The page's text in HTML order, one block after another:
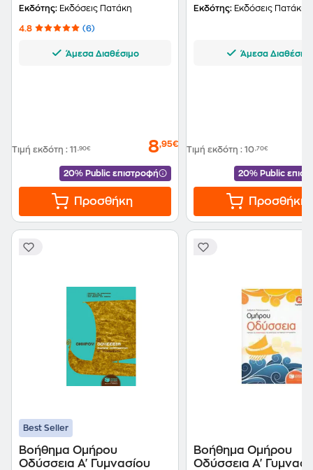
Εκδότης: Εκδόσεις Πατάκη
4.8 (6)
Άμεσα Διαθέσιμο
Τιμή εκδότη : 11,90€ 8,95€
20% Public επιστροφή
Προσθήκη
μέρος (σχολικό
Εκδότης: Εκδόσεις Πατάκη
Άμεσα Διαθέσιμο
Τιμή εκδότη : 10,70€
20% Public
Προσθήκη
Best Seller
Βοήθημα Ομήρου
Οδύσσεια Α' Γυμνασίου
Βοήθημα Ομήρου
Οδύσσεια Α'